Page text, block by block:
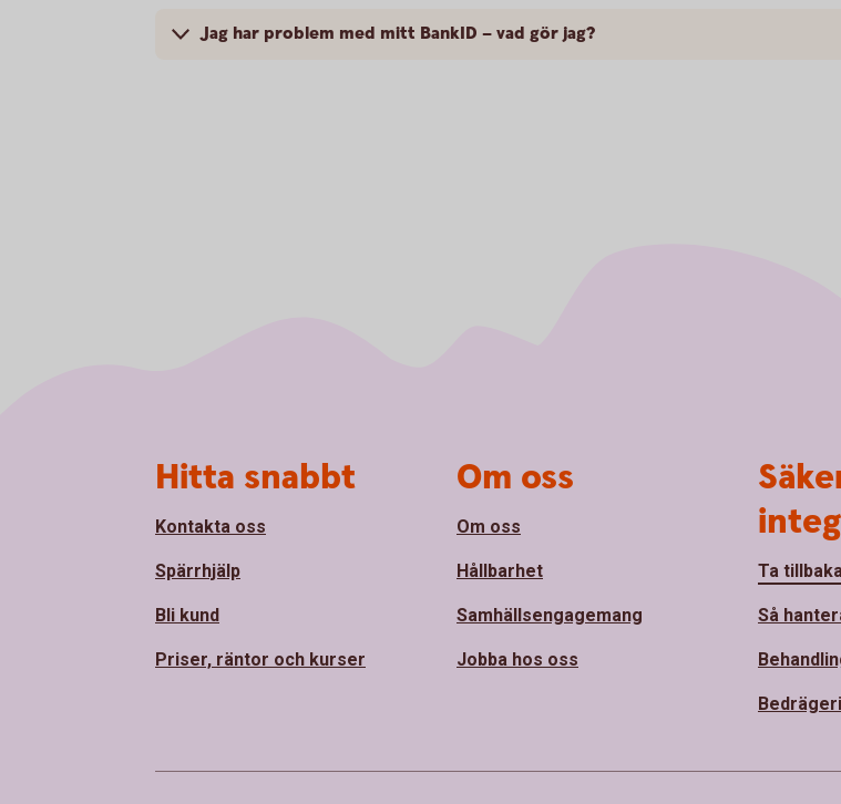
Jag har problem med mitt BankID – vad gör jag?
Hitta snabbt
Kontakta oss
Spärrhjälp
Bli kund
Priser, räntor och kurser
Om oss
Om oss
Hållbarhet
Samhällsengagemang
Jobba hos oss
Ta
Så